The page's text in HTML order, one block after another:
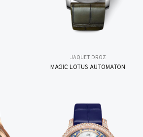
JAQUET DROZ
MAGIC LOTUS AUTOMATON